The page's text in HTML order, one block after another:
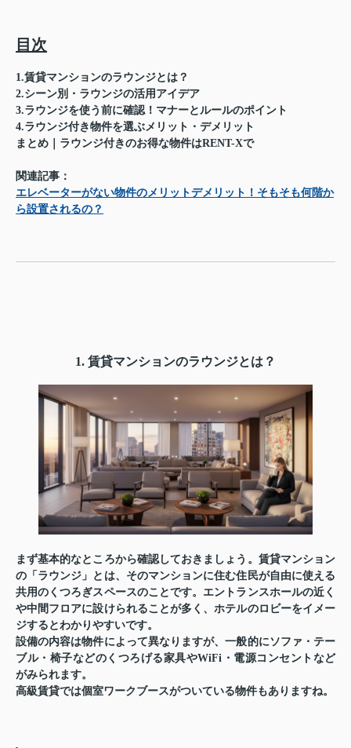
目次
1.賃貸マンションのラウンジとは？
2.シーン別・ラウンジの活用アイデア
3.ラウンジを使う前に確認！マナーとルールのポイント
4.ラウンジ付き物件を選ぶメリット・デメリット
まとめ｜ラウンジ付きのお得な物件はRENT-Xで
関連記事：
エレベーターがない物件のメリットデメリット！そもそも何階か
ら設置されるの？
1. 賃貸マンションのラウンジとは？
まず基本的なところから確認しておきましょう。賃貸マンション
の「ラウンジ」とは、そのマンションに住む住民が自由に使える
共用のくつろぎスペースのことです。エントランスホールの近く
や中間フロアに設けられることが多く、ホテルのロビーをイメー
ジするとわかりやすいです。
設備の内容は物件によって異なりますが、一般的にソファ・テー
ブル・椅子などのくつろげる家具やWiFi・電源コンセントなど
がみられます。
高級賃貸では個室ワークブースがついている物件もありますね。